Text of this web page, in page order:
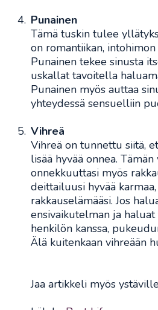
Punainen
Tämä tuskin tulee
on romantiikan,
Punainen tekee sinusta
uskallat tavoitella
Punainen myös auttaa
yhteydessä sensuelliin
Vihreä
Vihreä on tunnettu siitä,
lisää hyvää onnea.
onnekkuuttasi myös
deittailuusi hyvää
rakkauselämääsi. Jos
ensivaikutelman ja
henkilön kanssa,
Älä kuitenkaan vihreään
Jaa artikkeli myös